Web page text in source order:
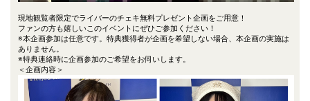
現地観覧者限定でライバーのチェキ無料プレゼント企画をご用意！
ファンの方も嬉しいこのイベントにぜひご参加ください！
※本企画参加は任意です。特典獲得者が企画を希望しない場合、本企画の実施は
ありません。
※特典連絡時に企画参加のご希望をお伺いします。
＜企画内容＞